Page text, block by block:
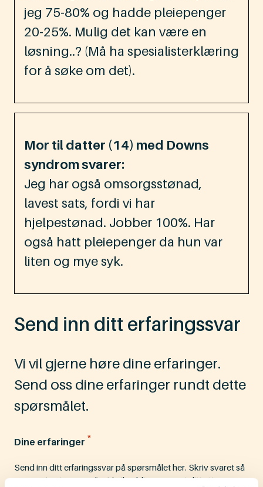
jeg 75-80% og hadde pleiepenger
20-25%. Mulig det kan være en
løsning..? (Må ha spesialisterklæring
for å søke om det).
Mor til datter (14) med Downs
syndrom svarer:
Jeg har også omsorgsstønad,
lavest sats, fordi vi har
hjelpestønad. Jobber 100%. Har
også hatt pleiepenger da hun var
liten og mye syk.
Send inn ditt erfaringssvar
Vi vil gjerne høre dine erfaringer.
Send oss dine erfaringer rundt dette
spørsmålet.
Dine erfaringer
*
Send inn ditt erfaringssvar på spørsmålet her. Skriv svaret så
anonymisert som mulig. Vi vil publisere svaret ditt etter